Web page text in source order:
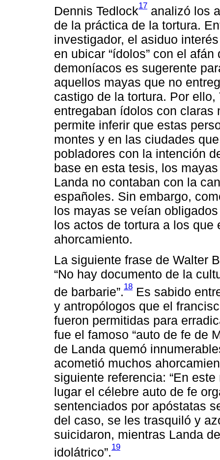
Dennis Tedlock17 analizó los
de la práctica de la tortura.
investigador, el asiduo
en ubicar “ídolos” con el
demoníacos es sugerente
aquellos mayas que no
castigo de la tortura. Por
entregaban ídolos con claras
permite inferir que estas
montes y en las ciudades
pobladores con la intención
base en esta tesis, los
Landa no contaban con la
españoles. Sin embargo,
los mayas se veían
los actos de tortura a los
ahorcamiento.
La siguiente frase de Walter
“No hay documento de la
de barbarie”.18 Es sabido
y antropólogos que el
fueron permitidas para
fue el famoso “auto de fe de
de Landa quemó
acometió muchos
siguiente referencia: “En
lugar el célebre auto de fe
sentenciados por apóstatas
del caso, se les trasquiló y
suicidaron, mientras Landa
idolátrico”.19